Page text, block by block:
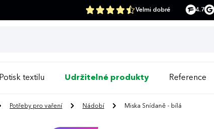
Velmi dobré 4.7
Potisk textilu Udržitelné produkty Reference
Potřeby pro vaření Nádobí Miska Snídaně - bílá